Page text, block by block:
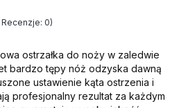
0)
ostrzałka do noży w zaledwie
bardzo tępy nóż odzyska dawną
ustawienie kąta ostrzenia i
profesjonalny rezultat za każdym